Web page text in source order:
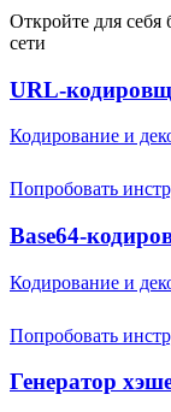
Откройте для себя
сети
URL-
Кодирование и
Попробовать
Base64-
Кодирование и
Попробовать
Генератор